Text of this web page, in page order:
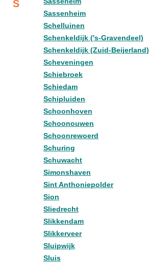
S
Sassenheim
Schelluinen
Schenkeldijk ('s-Gravendeel)
Schenkeldijk (Zuid-Beijerland)
Scheveningen
Schiebroek
Schiedam
Schipluiden
Schoonhoven
Schoonouwen
Schoonrewoerd
Schuring
Schuwacht
Simonshaven
Sint Anthoniepolder
Sion
Sliedrecht
Slikkendam
Slikkerveer
Sluipwijk
Sluis